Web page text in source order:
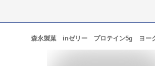
森永製菓 inゼリー プロテイン5g ヨー